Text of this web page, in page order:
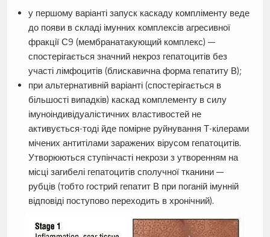
у першому варіанті запуск каскаду компліменту веде
до появи в складі імунних комплексів агресивної
фракції С9 (мембранатакующий комплекс) —
спостерігається значний некроз гепатоцитів без
участі лімфоцитів (блискавична форма гепатиту В);
при альтернативній варіанті (спостерігається в
більшості випадків) каскад комплементу в силу
імуноіндивідуалістичних властивостей не
активується-тоді йде помірне руйнування Т-кілерами
мічених антитілами заражених вірусом гепатоцитів.
Утворюються ступінчасті некрози з утворенням на
місці загибелі гепатоцитів сполучної тканини —
рубців (тобто гострий гепатит В при поганій імунній
відповіді поступово переходить в хронічний).